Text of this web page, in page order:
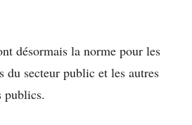
désormais la norme pour les
du secteur public et les autres
publics.